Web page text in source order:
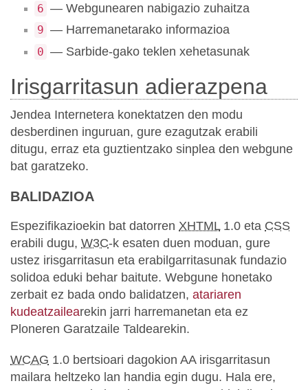
6 — Webgunearen nabigazio zuhaitza
9 — Harremanetarako informazioa
0 — Sarbide-gako teklen xehetasunak
Irisgarritasun adierazpena
Jendea Internetera konektatzen den modu
desberdinen inguruan, gure ezagutzak erabili
ditugu, erraz eta guztientzako sinplea den webgune
bat garatzeko.
BALIDAZIOA
Espezifikazioekin bat datorren XHTML1.0 eta CSS
erabili dugu, W3C-k esaten duen moduan, gure
ustez irisgarritasun eta erabilgarritasunak fundazio
solidoa eduki behar baitute. Webgune honetako
zerbait ez bada ondo balidatzen, atariaren
kudeatzailearekin jarri harremanetan eta ez
Ploneren Garatzaile Taldearekin.
WCAG 1.0 bertsioari dagokion AA irisgarritasun
mailara heltzeko lan handia egin dugu. Hala ere,